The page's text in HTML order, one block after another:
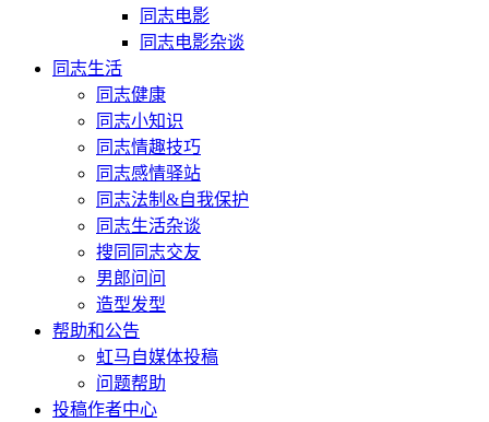
同志电影
同志电影杂谈
同志生活
同志健康
同志小知识
同志情趣技巧
同志感情驿站
同志法制&自我保护
同志生活杂谈
搜同同志交友
男郎问问
造型发型
帮助和公告
虹马自媒体投稿
问题帮助
投稿作者中心